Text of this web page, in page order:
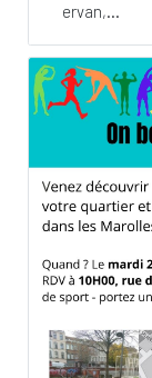
ervan,...